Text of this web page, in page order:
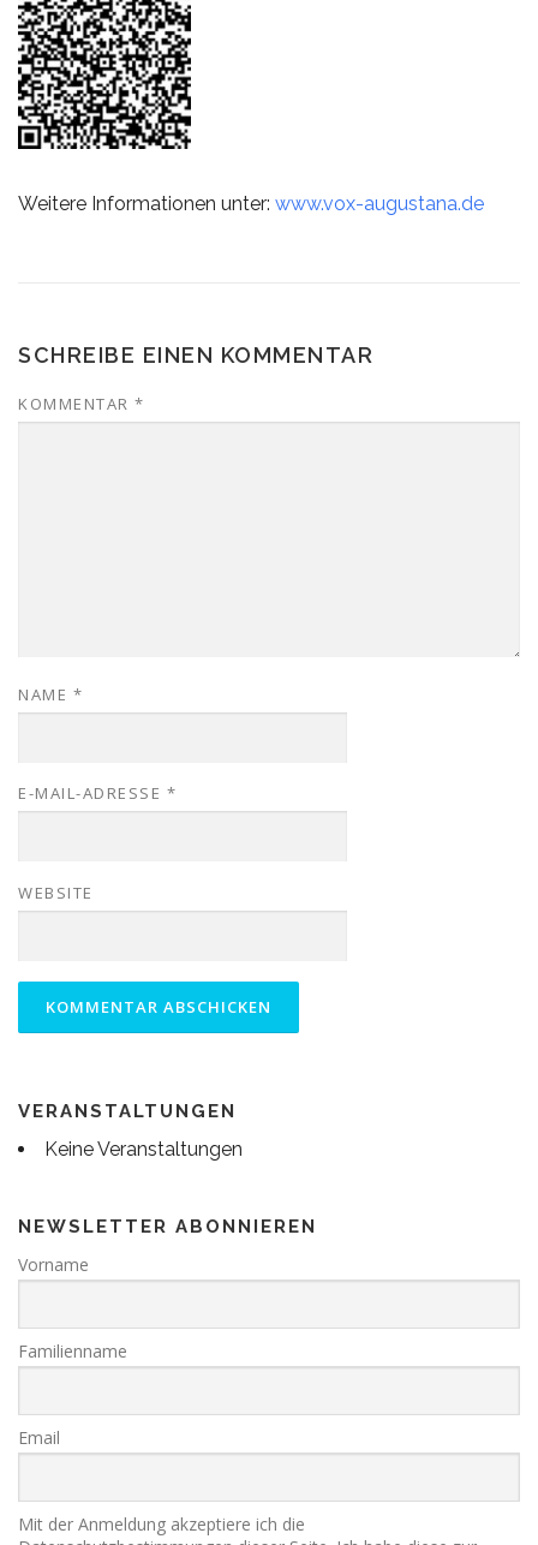
Weitere Informationen unter: www.vox-augustana.de
SCHREIBE EINEN KOMMENTAR
KOMMENTAR *
NAME *
E-MAIL-ADRESSE *
WEBSITE
VERANSTALTUNGEN
Keine Veranstaltungen
NEWSLETTER ABONNIEREN
Vorname
Familienname
Email
Mit der Anmeldung akzeptiere ich die